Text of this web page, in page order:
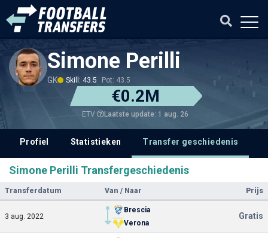
Simone Perilli
GK Skill: 43.5 Pot: 43.5
€0.2M
ETV Laatste update: 1 aug. 26
Profiel Statistieken Transfer geschiedenis
Simone Perilli Transfergeschiedenis
Transferdatum Van / Naar Prijs
3 aug. 2022
Brescia
Verona
Gratis